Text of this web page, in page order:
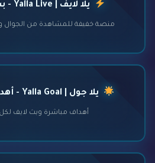
يلا لايف | Yalla Live - بث مباشر سريع
منصة خفيفة للمشاهدة من الجوال
يلا جول | Yalla Goal - أهداف ومباريات لايف
أهداف مباشرة وبث لايف لكل